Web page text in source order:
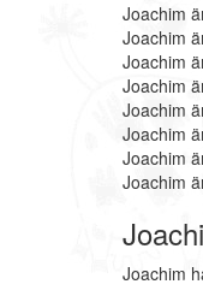
Joachim
Joachim
Joachim
Joachim
Joachim
Joachim
Joachim
Joachim
Joachim